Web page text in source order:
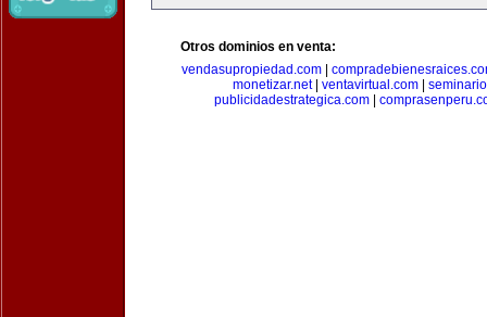
Otros dominios en venta:
vendasupropiedad.com
monetizar.net| ventavirtual.com
publicidadestrategica.com